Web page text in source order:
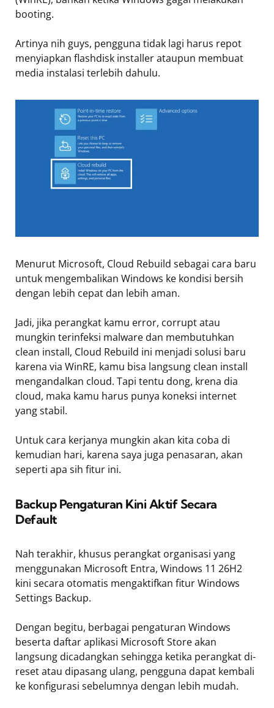
booting.
Artinya nih guys, pengguna tidak lagi harus repot
menyiapkan flashdisk installer ataupun membuat
media instalasi terlebih dahulu.
Menurut Microsoft, Cloud Rebuild sebagai cara baru
untuk mengembalikan Windows ke kondisi bersih
dengan lebih cepat dan lebih aman.
Jadi, jika perangkat kamu error, corrupt atau
mungkin terinfeksi malware dan membutuhkan
clean install, Cloud Rebuild ini menjadi solusi baru
karena via WinRE, kamu bisa langsung clean install
mengandalkan cloud. Tapi tentu dong, krena dia
cloud, maka kamu harus punya koneksi internet
yang stabil.
Untuk cara kerjanya mungkin akan kita coba di
kemudian hari, karena saya juga penasaran, akan
seperti apa sih fitur ini.
Backup Pengaturan Kini Aktif Secara
Default
Nah terakhir, khusus perangkat organisasi yang
menggunakan Microsoft Entra, Windows 11 26H2
kini secara otomatis mengaktifkan fitur Windows
Settings Backup.
Dengan begitu, berbagai pengaturan Windows
beserta daftar aplikasi Microsoft Store akan
langsung dicadangkan sehingga ketika perangkat di-
reset atau dipasang ulang, pengguna dapat kembali
ke konfigurasi sebelumnya dengan lebih mudah.